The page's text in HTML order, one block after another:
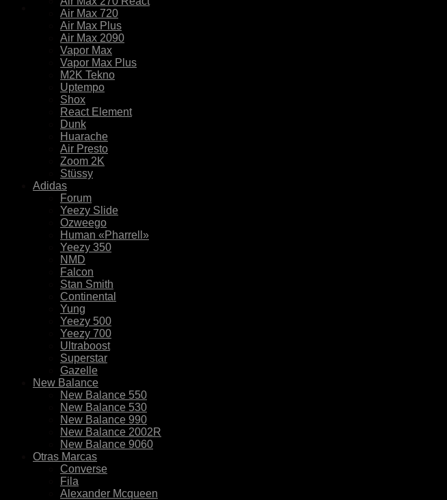
Air Max 720
Air Max Plus
Air Max 2090
Vapor Max
Vapor Max Plus
M2K Tekno
Uptempo
Shox
React Element
Dunk
Huarache
Air Presto
Zoom 2K
Stüssy
Adidas
Forum
Yeezy Slide
Ozweego
Human «Pharrell»
Yeezy 350
NMD
Falcon
Stan Smith
Continental
Yung
Yeezy 500
Yeezy 700
Ultraboost
Superstar
Gazelle
New Balance
New Balance 550
New Balance 530
New Balance 990
New Balance 2002R
New Balance 9060
Otras Marcas
Converse
Fila
Alexander Mcqueen